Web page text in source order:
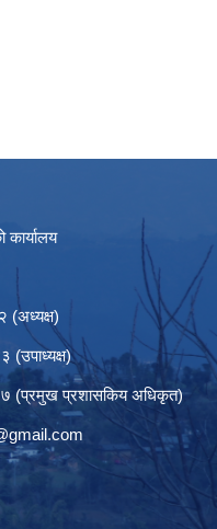
कार्यालय
प्रशासकिय अधिकृत)